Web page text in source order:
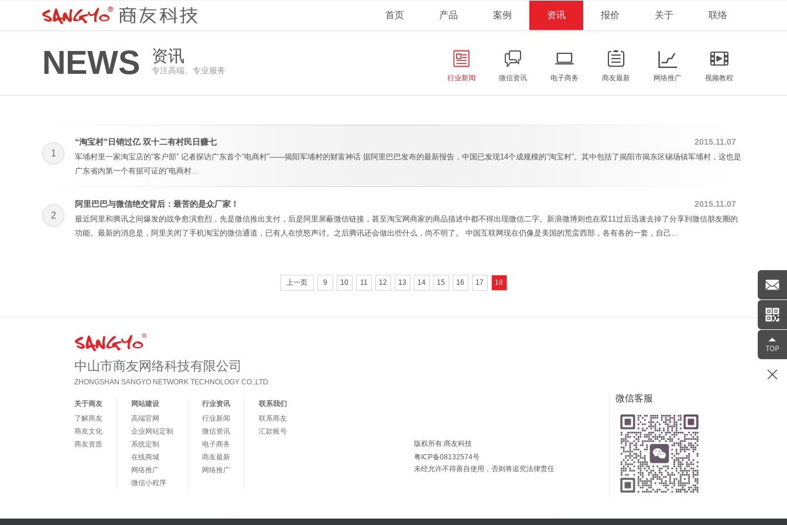
首页 产品 案例 资讯 报价 关于 联络
NEWS 资讯
专注高端、专业服务
行业新闻 微信资讯 电子商务 商友最新 网络推广 视频教程
1
2015.11.07
“淘宝村”日销过亿 双十二有村民日赚七
军埔村里一家淘宝店的“客户部” 记者探访广东首个“电商村”——揭阳军埔村的财富神话 据阿里巴巴发布的最新报告，中国已发现14个成规模的“淘宝村”。其中包括了揭阳市揭东区锡场镇军埔村，这也是
广东省内第一个有据可证的“电商村…
2
2015.11.07
阿里巴巴与微信绝交背后：最苦的是众厂家！
最近阿里和腾讯之间爆发的战争愈演愈烈，先是微信推出支付，后是阿里屏蔽微信链接，甚至淘宝网商家的商品描述中都不得出现微信二字。新浪微博则也在双11过后迅速去掉了分享到微信朋友圈的
功能。最新的消息是，阿里关闭了手机淘宝的微信通道，已有人在愤怒声讨。之后腾讯还会做出些什么，尚不明了。 中国互联网现在仍像是美国的荒蛮西部，各有各的一套，自己…
上一页 9 10 11 12 13 14 15 16 17 18
中山市商友网络科技有限公司
ZHONGSHAN SANGYO NETWORK TECHNOLOGY CO.,LTD.
关于商友
了解商友
商友文化
商友资质
网站建设
高端官网
企业网站定制
系统定制
在线商城
网络推广
微信小程序
行业资讯
行业新闻
微信资讯
电子商务
商友最新
网络推广
联系我们
联系商友
汇款账号
微信客服
版权所有:商友科技
粤ICP备08132574号
未经允许不得善自使用，否则将追究法律责任